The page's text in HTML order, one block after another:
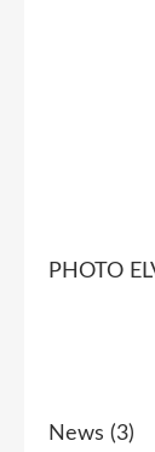
News (3)
PHOTO